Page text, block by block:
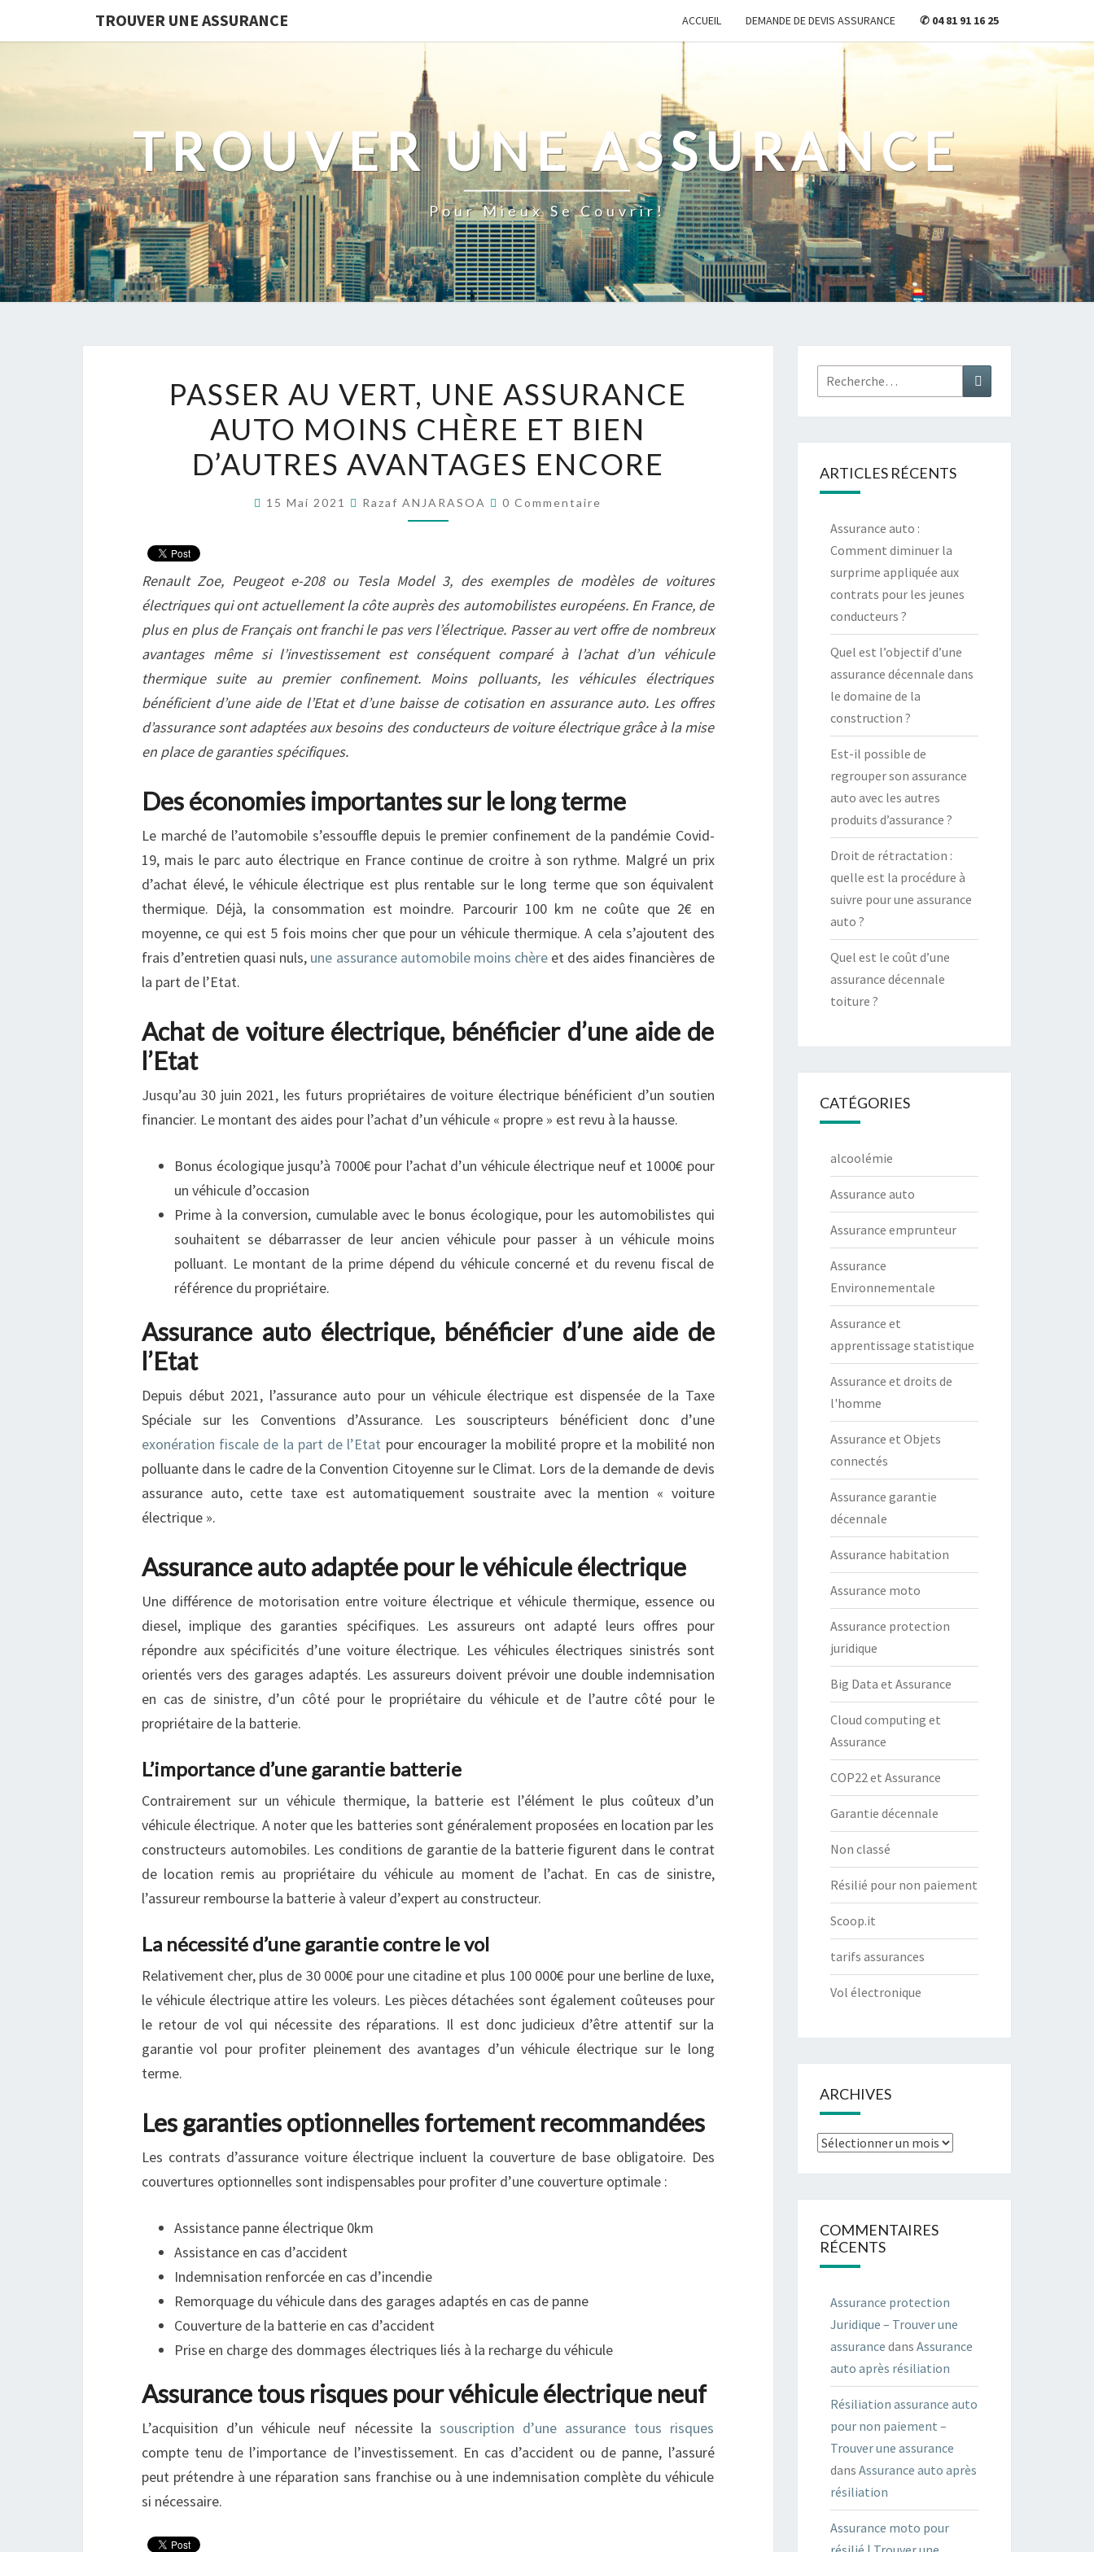
TROUVER UNE ASSURANCE ACCUEIL DEMANDE DE DEVIS ASSURANCE ✆ 04 81 91 16 25
TROUVER UNE ASSURANCE
Pour Mieux Se Couvrir!
AU
VERT,
UNE
ASSURANCE
MOINS
BIEN
D’AUTRES
AVANTAGES
ENCORE
PASSER AU VERT, UNE ASSURANCE
AUTO MOINS CHÈRE ET BIEN
D’AUTRES AVANTAGES ENCORE
15 Mai 2021 Razaf ANJARASOA Commentaires
0 Commentaire
Renault Zoe, Peugeot e-208 ou Tesla Model 3, des exemples de modèles de voitures
électriques qui ont actuellement la côte auprès des automobilistes européens. En France, de
plus en plus de Français ont franchi le pas vers l’électrique. Passer au vert offre de nombreux
avantages même si l’investissement est conséquent comparé à l’achat d’un véhicule
thermique suite au premier confinement. Moins polluants, les véhicules électriques
bénéficient d’une aide de l’Etat et d’une baisse de cotisation en assurance auto. Les offres
d’assurance sont adaptées aux besoins des conducteurs de voiture électrique grâce à la mise
en place de garanties spécifiques.
Des économies importantes sur le long terme
Le marché de l’automobile s’essouffle depuis le premier confinement de la pandémie Covid-
19, mais le parc auto électrique en France continue de croitre à son rythme. Malgré un prix
d’achat élevé, le véhicule électrique est plus rentable sur le long terme que son équivalent
thermique. Déjà, la consommation est moindre. Parcourir 100 km ne coûte que 2€ en
moyenne, ce qui est 5 fois moins cher que pour un véhicule thermique. A cela s’ajoutent des
frais d’entretien quasi nuls, une assurance automobile moins chère et des aides financières de
la part de l’Etat.
Achat de voiture électrique, bénéficier d’une aide de
l’Etat
Jusqu’au 30 juin 2021, les futurs propriétaires de voiture électrique bénéficient d’un soutien
financier. Le montant des aides pour l’achat d’un véhicule « propre » est revu à la hausse.
Bonus écologique jusqu’à 7000€ pour l’achat d’un véhicule électrique neuf et 1000€ pour
un véhicule d’occasion
Prime à la conversion, cumulable avec le bonus écologique, pour les automobilistes qui
souhaitent se débarrasser de leur ancien véhicule pour passer à un véhicule moins
polluant. Le montant de la prime dépend du véhicule concerné et du revenu fiscal de
référence du propriétaire.
Assurance auto électrique, bénéficier d’une aide de
l’Etat
Depuis début 2021, l’assurance auto pour un véhicule électrique est dispensée de la Taxe
Spéciale sur les Conventions d’Assurance. Les souscripteurs bénéficient donc d’une
exonération fiscale de la part de l’Etat pour encourager la mobilité propre et la mobilité non
polluante dans le cadre de la Convention Citoyenne sur le Climat. Lors de la demande de devis
assurance auto, cette taxe est automatiquement soustraite avec la mention « voiture
électrique ».
Assurance auto adaptée pour le véhicule électrique
Une différence de motorisation entre voiture électrique et véhicule thermique, essence ou
diesel, implique des garanties spécifiques. Les assureurs ont adapté leurs offres pour
répondre aux spécificités d’une voiture électrique. Les véhicules électriques sinistrés sont
orientés vers des garages adaptés. Les assureurs doivent prévoir une double indemnisation
en cas de sinistre, d’un côté pour le propriétaire du véhicule et de l’autre côté pour le
propriétaire de la batterie.
L’importance d’une garantie batterie
Contrairement sur un véhicule thermique, la batterie est l’élément le plus coûteux d’un
véhicule électrique. A noter que les batteries sont généralement proposées en location par les
constructeurs automobiles. Les conditions de garantie de la batterie figurent dans le contrat
de location remis au propriétaire du véhicule au moment de l’achat. En cas de sinistre,
l’assureur rembourse la batterie à valeur d’expert au constructeur.
La nécessité d’une garantie contre le vol
Relativement cher, plus de 30 000€ pour une citadine et plus 100 000€ pour une berline de luxe,
le véhicule électrique attire les voleurs. Les pièces détachées sont également coûteuses pour
le retour de vol qui nécessite des réparations. Il est donc judicieux d’être attentif sur la
garantie vol pour profiter pleinement des avantages d’un véhicule électrique sur le long
terme.
Les garanties optionnelles fortement recommandées
Les contrats d’assurance voiture électrique incluent la couverture de base obligatoire. Des
couvertures optionnelles sont indispensables pour profiter d’une couverture optimale :
Assistance panne électrique 0km
Assistance en cas d’accident
Indemnisation renforcée en cas d’incendie
Remorquage du véhicule dans des garages adaptés en cas de panne
Couverture de la batterie en cas d’accident
Prise en charge des dommages électriques liés à la recharge du véhicule
Assurance tous risques pour véhicule électrique neuf
L’acquisition d’un véhicule neuf nécessite la souscription d’une assurance tous risques
compte tenu de l’importance de l’investissement. En cas d’accident ou de panne, l’assuré
peut prétendre à une réparation sans franchise ou à une indemnisation complète du véhicule
si nécessaire.
Rechercher : Recherche
ARTICLES RÉCENTS
Assurance auto :
Comment diminuer la
surprime appliquée aux
contrats pour les jeunes
conducteurs ?
Quel est l’objectif d’une
assurance décennale dans
le domaine de la
construction ?
Est-il possible de
regrouper son assurance
auto avec les autres
produits d’assurance ?
Droit de rétractation :
quelle est la procédure à
suivre pour une assurance
auto ?
Quel est le coût d’une
assurance décennale
toiture ?
CATÉGORIES
alcoolémie
Assurance auto
Assurance emprunteur
Assurance
Environnementale
Assurance et
apprentissage statistique
Assurance et droits de
l'homme
Assurance et Objets
connectés
Assurance garantie
décennale
Assurance habitation
Assurance moto
Assurance protection
juridique
Big Data et Assurance
Cloud computing et
Assurance
COP22 et Assurance
Garantie décennale
Non classé
Résilié pour non paiement
Scoop.it
tarifs assurances
Vol électronique
ARCHIVES
Archives
COMMENTAIRES
RÉCENTS
Assurance protection
Juridique – Trouver une
assurance dans Assurance
auto après résiliation
Résiliation assurance auto
pour non paiement –
Trouver une assurance
dans Assurance auto après
résiliation
Assurance moto pour